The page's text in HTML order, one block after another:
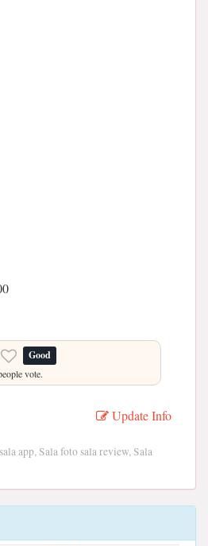
Good
vote.
Update Info
app, Sala foto sala review, Sala